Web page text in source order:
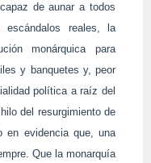
de aunar a todos
reales, la
monárquica para
y banquetes y, peor
política a raíz del
del resurgimiento de
en evidencia que, una
Que la monarquía